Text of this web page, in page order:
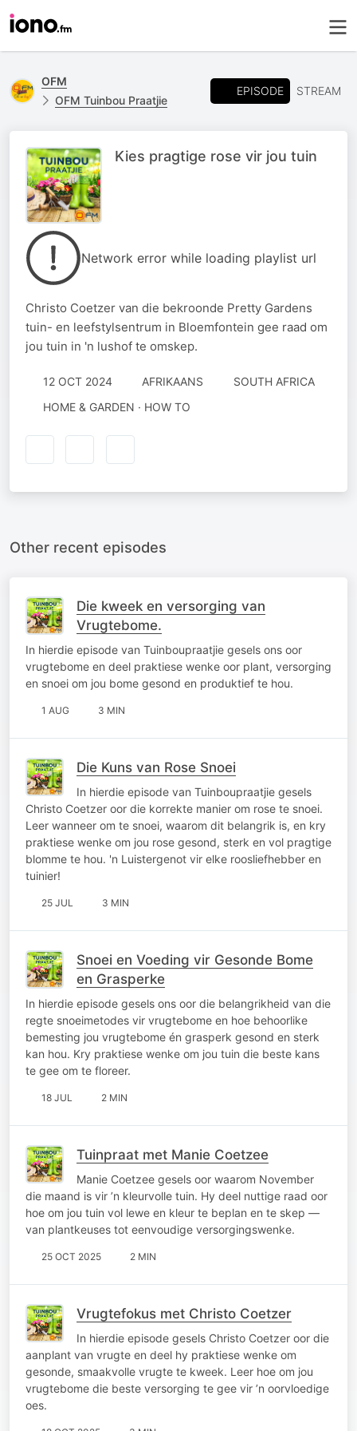
OFM
OFM Tuinbou Praatjie
EPISODE STREAM
Kies pragtige rose vir jou tuin
Network error while loading playlist url
Christo Coetzer van die bekroonde Pretty Gardens
tuin- en leefstylsentrum in Bloemfontein gee raad om
jou tuin in 'n lushof te omskep.
12 OCT 2024 AFRIKAANS
SOUTH AFRICA
HOME & GARDEN · HOW TO
Other recent episodes
Die kweek en versorging van
Vrugtebome.
In hierdie episode van Tuinboupraatjie gesels ons oor
vrugtebome en deel praktiese wenke oor plant, versorging
en snoei om jou bome gesond en produktief te hou.
1 AUG 3 MIN
Die Kuns van Rose Snoei
In hierdie episode van Tuinboupraatjie gesels
Christo Coetzer oor die korrekte manier om rose te snoei.
Leer wanneer om te snoei, waarom dit belangrik is, en kry
praktiese wenke om jou rose gesond, sterk en vol pragtige
blomme te hou. 'n Luistergenot vir elke roosliefhebber en
tuinier!
25 JUL 3 MIN
Snoei en Voeding vir Gesonde Bome
en Grasperke
In hierdie episode gesels ons oor die belangrikheid van die
regte snoeimetodes vir vrugtebome en hoe behoorlike
bemesting jou vrugtebome én grasperk gesond en sterk
kan hou. Kry praktiese wenke om jou tuin die beste kans
te gee om te floreer.
18 JUL 2 MIN
Tuinpraat met Manie Coetzee
Manie Coetzee gesels oor waarom November
die maand is vir ’n kleurvolle tuin. Hy deel nuttige raad oor
hoe om jou tuin vol lewe en kleur te beplan en te skep —
van plantkeuses tot eenvoudige versorgingswenke.
25 OCT 2025 2 MIN
Vrugtefokus met Christo Coetzer
In hierdie episode gesels Christo Coetzer oor die
aanplant van vrugte en deel hy praktiese wenke om
gesonde, smaakvolle vrugte te kweek. Leer hoe om jou
vrugtebome die beste versorging te gee vir ’n oorvloedige
oes.